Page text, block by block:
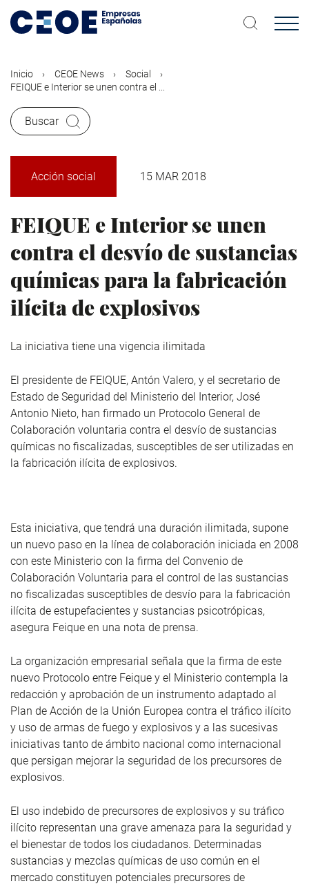
contenido
Inicio CEOE News
Social
FEIQUE e Interior se unen contra el ...
Buscar
Acción social 15 MAR 2018
FEIQUE e Interior se unen
contra el desvío de sustancias
químicas para la fabricación
ilícita de explosivos
La iniciativa tiene una vigencia ilimitada
El presidente de FEIQUE, Antón Valero, y el secretario de
Estado de Seguridad del Ministerio del Interior, José
Antonio Nieto, han firmado un Protocolo General de
Colaboración voluntaria contra el desvío de sustancias
químicas no fiscalizadas, susceptibles de ser utilizadas en
la fabricación ilícita de explosivos.
Esta iniciativa, que tendrá una duración ilimitada, supone
un nuevo paso en la línea de colaboración iniciada en 2008
con este Ministerio con la firma del Convenio de
Colaboración Voluntaria para el control de las sustancias
no fiscalizadas susceptibles de desvío para la fabricación
ilícita de estupefacientes y sustancias psicotrópicas,
asegura Feique en una nota de prensa.
La organización empresarial señala que la firma de este
nuevo Protocolo entre Feique y el Ministerio contempla la
redacción y aprobación de un instrumento adaptado al
Plan de Acción de la Unión Europea contra el tráfico ilícito
y uso de armas de fuego y explosivos y a las sucesivas
iniciativas tanto de ámbito nacional como internacional
que persigan mejorar la seguridad de los precursores de
explosivos.
El uso indebido de precursores de explosivos y su tráfico
ilícito representan una grave amenaza para la seguridad y
el bienestar de todos los ciudadanos. Determinadas
sustancias y mezclas químicas de uso común en el
mercado constituyen potenciales precursores de